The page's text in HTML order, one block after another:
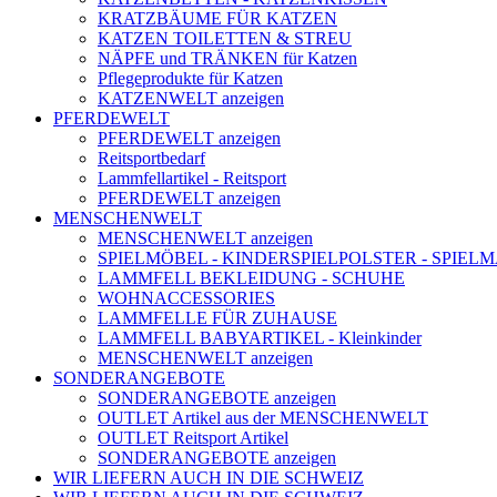
KRATZBÄUME FÜR KATZEN
KATZEN TOILETTEN & STREU
NÄPFE und TRÄNKEN für Katzen
Pflegeprodukte für Katzen
KATZENWELT anzeigen
PFERDEWELT
PFERDEWELT anzeigen
Reitsportbedarf
Lammfellartikel - Reitsport
PFERDEWELT anzeigen
MENSCHENWELT
MENSCHENWELT anzeigen
SPIELMÖBEL - KINDERSPIELPOLSTER -
LAMMFELL BEKLEIDUNG - SCHUHE
WOHNACCESSORIES
LAMMFELLE FÜR ZUHAUSE
LAMMFELL BABYARTIKEL - Kleinkinder
MENSCHENWELT anzeigen
SONDERANGEBOTE
SONDERANGEBOTE anzeigen
OUTLET Artikel aus der MENSCHENWELT
OUTLET Reitsport Artikel
SONDERANGEBOTE anzeigen
WIR LIEFERN AUCH IN DIE SCHWEIZ